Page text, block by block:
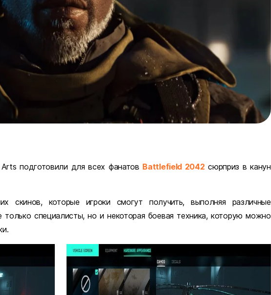
подготовили для всех фанатов Battlefield 2042 сюрприз в канун
скинов, которые игроки смогут получить, выполняя различные
специалисты, но и некоторая боевая техника, которую можно